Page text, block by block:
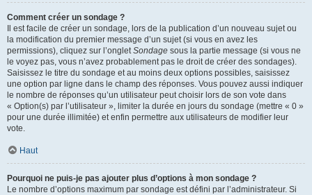
Comment créer un sondage ?
Il est facile de créer un sondage, lors de la publication d’un nouveau sujet ou
la modification du premier message d’un sujet (si vous en avez les
permissions), cliquez sur l’ongletSondage sous la partie message (si vous ne
le voyez pas, vous n’avez probablement pas le droit de créer des sondages).
Saisissez le titre du sondage et au moins deux options possibles, saisissez
une option par ligne dans le champ des réponses. Vous pouvez aussi indiquer
le nombre de réponses qu’un utilisateur peut choisir lors de son vote dans
« Option(s) par l’utilisateur », limiter la durée en jours du sondage (mettre « 0 »
pour une durée illimitée) et enfin permettre aux utilisateurs de modifier leur
vote.
Haut
Pourquoi ne puis-je pas ajouter plus d’options à mon sondage ?
Le nombre d’options maximum par sondage est défini par l’administrateur. Si